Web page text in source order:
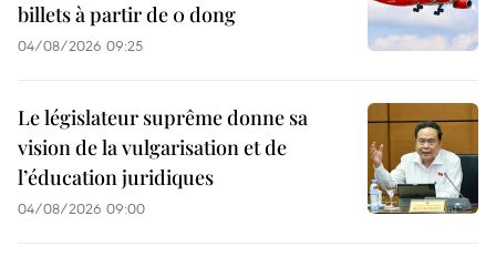
billets à partir de 0 dong
04/08/2026 09:25
Le législateur suprême donne sa
vision de la vulgarisation et de
l’éducation juridiques
04/08/2026 09:00